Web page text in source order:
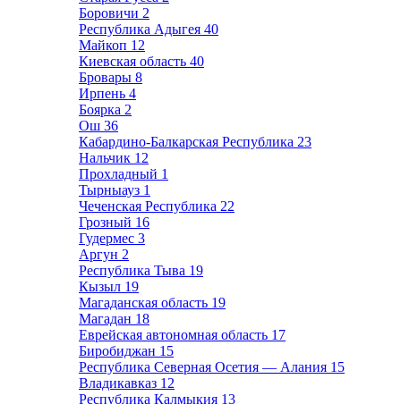
Боровичи 2
Республика Адыгея 40
Майкоп 12
Киевская область 40
Бровары 8
Ирпень 4
Боярка 2
Ош 36
Кабардино-Балкарская Республика 23
Нальчик 12
Прохладный 1
Тырныауз 1
Чеченская Республика 22
Грозный 16
Гудермес 3
Аргун 2
Республика Тыва 19
Кызыл 19
Магаданская область 19
Магадан 18
Еврейская автономная область 17
Биробиджан 15
Республика Северная Осетия — Алания 15
Владикавказ 12
Республика Калмыкия 13